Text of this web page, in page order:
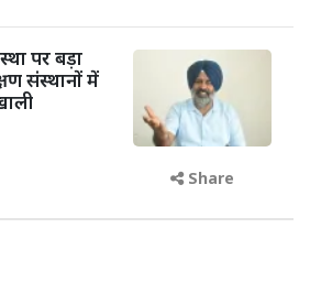
पर बड़ा
संस्थानों में
Share